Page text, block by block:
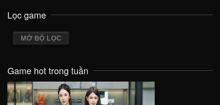
Lọc game
MỞ BỘ LỌC
Game hot trong tuần